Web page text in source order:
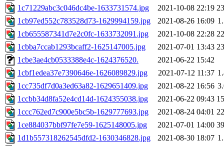
1c71229abc3c046dc4be-1633731574.jpg
2021-10-08 22:19
1cb97ed552c783528d73-1629994159.jpg
2021-08-26 16:09
1cb655587341d7e2c0fc-1633732091.jpg
2021-10-08 22:28
1cbba7ccab1293bcaff2-1625147005.jpg
2021-07-01 13:43
1cbe3ae4cb0533388e4c-1624376520.
2021-06-22 15:42
1cbf1edea37e7390646e-1626089829.jpg
2021-07-12 11:37
1cc735df7d0a3ed63a82-1629651409.jpg
2021-08-22 16:56
1ccbb34d8fa52e4cd14d-1624355038.jpg
2021-06-22 09:43
1ccc762ed7c900e5bc5b-1629777693.jpg
2021-08-24 04:01
1ce884037bbf97fe7e59-1625148005.jpg
2021-07-01 14:00
1d1b557318262545dfd2-1630346828.jpg
2021-08-30 18:07